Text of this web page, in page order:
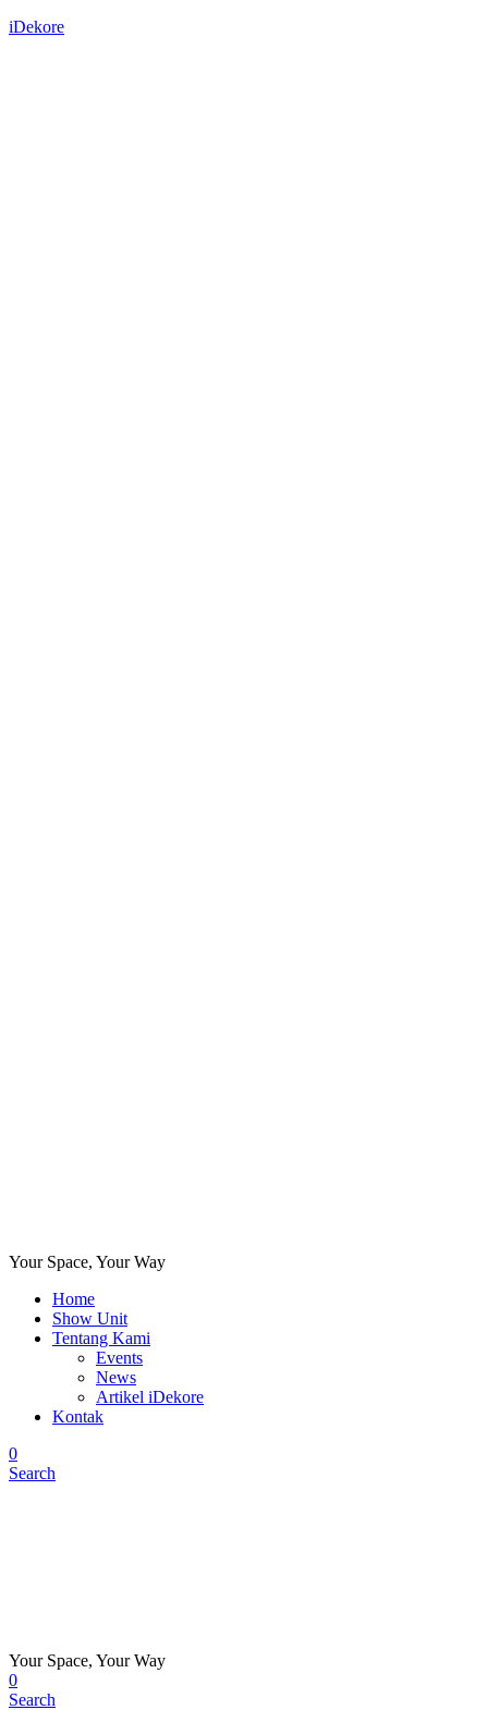
iDekore
Your Space, Your Way
Home
Show Unit
Tentang Kami
Events
News
Artikel iDekore
Kontak
0
Search
Your Space, Your Way
0
Search